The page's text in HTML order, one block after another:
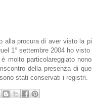
alla procura di aver visto la
1° settembre 2004 ho
molto particolareggiato
della presenza di
stati conservati i registri.